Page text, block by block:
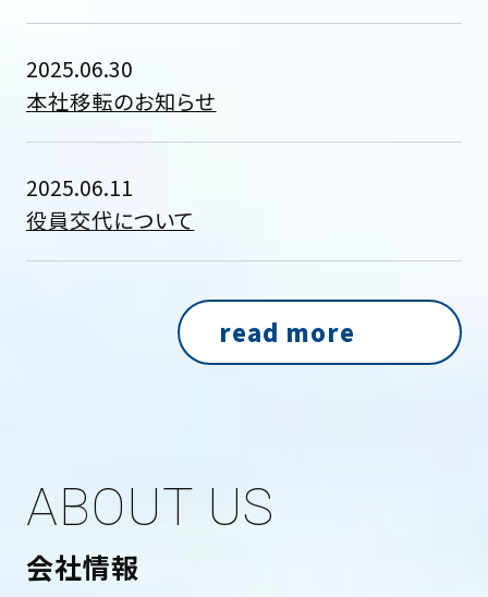
2025.06.30
本社移転のお知らせ
2025.06.11
役員交代について
read more
ABOUT US
会社情報